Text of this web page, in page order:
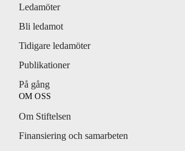
Ledamöter
Bli ledamot
Tidigare ledamöter
Publikationer
På gång
OM OSS
Om Stiftelsen
Finansiering och samarbeten